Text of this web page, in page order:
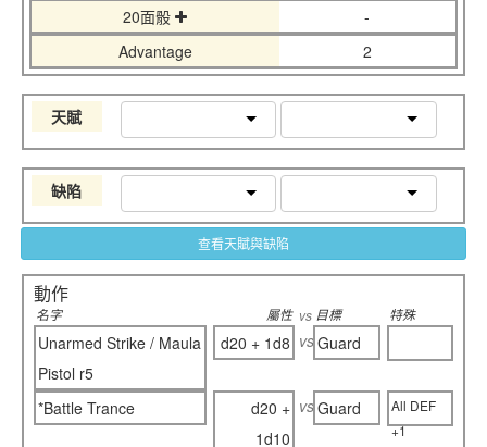
20面骰
-
Advantage
2
天賦
缺陷
查看天賦與缺陷
動作
名字 屬性 vs 目標 特殊
Unarmed Strike / Maula
Pistol r5
d20 + 1d8 vs Guard
*Battle Trance
d20 +
1d10
vs Guard
All DEF
+1